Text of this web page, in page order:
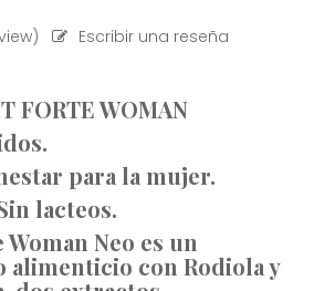
Escribir una reseña
FORTE WOMAN
para la mujer.
lacteos.
Neo es un
alimenticio con Rodiola y